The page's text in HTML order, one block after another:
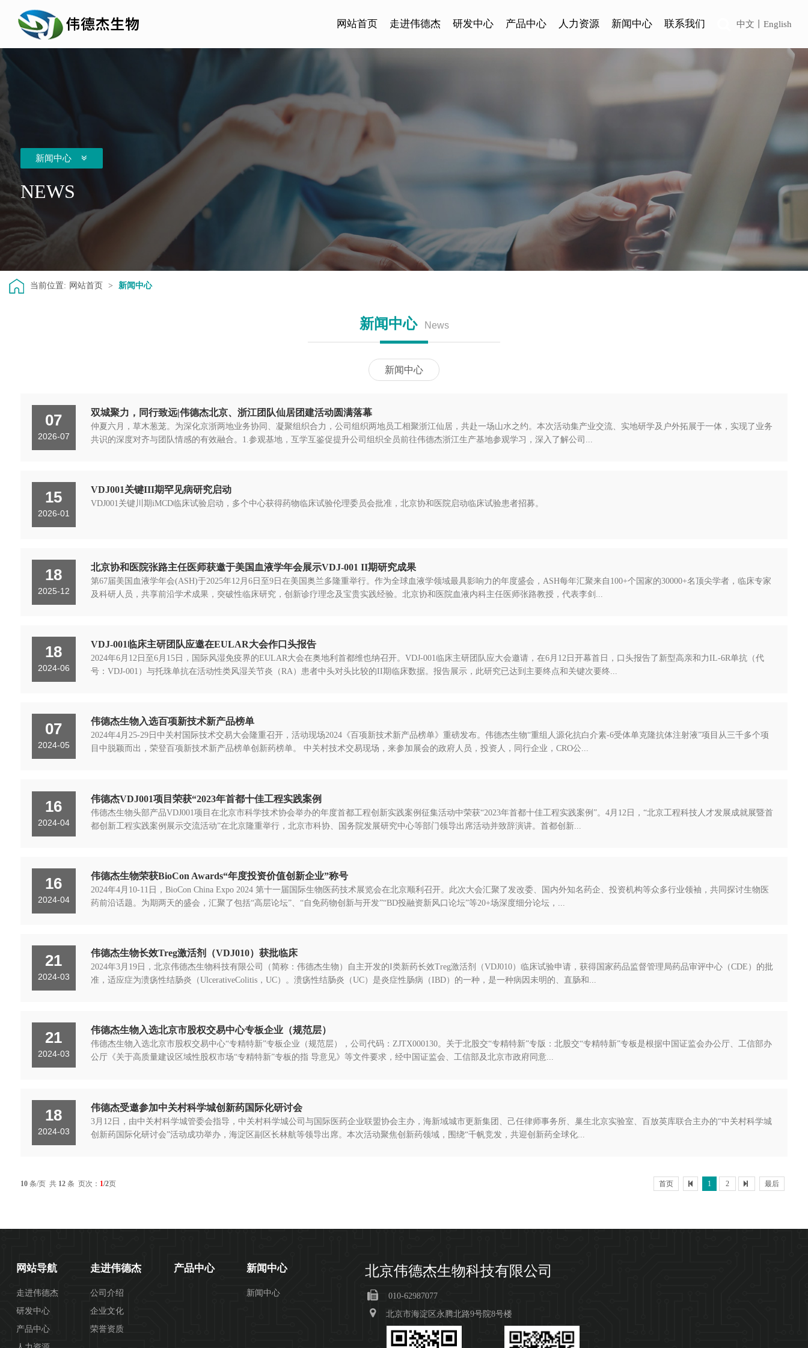
网站首页 走进伟德杰 研发中心 产品中心 人力资源 新闻中心 联系我们 中文 丨English
新闻中心
NEWS
当前位置: 网站首页 > 新闻中心
新闻中心 News
新闻中心
07
2026-07
双城聚力，同行致远|伟德杰北京、浙江团队仙居团建活动圆满落幕
仲夏六月，草木葱茏。为深化京浙两地业务协同、凝聚组织合力，公司组织两地员工相聚浙江仙居，共赴一场山水之约。本次活动集产业交流、实地研学及户外拓展于一体，实现了业务
共识的深度对齐与团队情感的有效融合。1.参观基地，互学互鉴促提升公司组织全员前往伟德杰浙江生产基地参观学习，深入了解公司...
15
2026-01
VDJ001关键III期罕见病研究启动
VDJ001关键川期iMCD临床试验启动，多个中心获得药物临床试验伦理委员会批准，北京协和医院启动临床试验患者招募。
18
2025-12
北京协和医院张路主任医师获邀于美国血液学年会展示VDJ-001 II期研究成果
第67届美国血液学年会(ASH)于2025年12月6日至9日在美国奥兰多隆重举行。作为全球血液学领域最具影响力的年度盛会，ASH每年汇聚来自100+个国家的30000+名顶尖学者，临床专家
及科研人员，共享前沿学术成果，突破性临床研究，创新诊疗理念及宝贵实践经验。北京协和医院血液内科主任医师张路教授，代表李剑...
18
2024-06
VDJ-001临床主研团队应邀在EULAR大会作口头报告
2024年6月12日至6月15日，国际风湿免疫界的EULAR大会在奥地利首都维也纳召开。VDJ-001临床主研团队应大会邀请，在6月12日开幕首日，口头报告了新型高亲和力IL-6R单抗（代
号：VDJ-001）与托珠单抗在活动性类风湿关节炎（RA）患者中头对头比较的II期临床数据。报告展示，此研究已达到主要终点和关键次要终...
07
2024-05
伟德杰生物入选百项新技术新产品榜单
2024年4月25-29日中关村国际技术交易大会隆重召开，活动现场2024《百项新技术新产品榜单》重磅发布。伟德杰生物“重组人源化抗白介素-6受体单克隆抗体注射液”项目从三千多个项
目中脱颖而出，荣登百项新技术新产品榜单创新药榜单。 中关村技术交易现场，来参加展会的政府人员，投资人，同行企业，CRO公...
16
2024-04
伟德杰VDJ001项目荣获“2023年首都十佳工程实践案例
伟德杰生物头部产品VDJ001项目在北京市科学技术协会举办的年度首都工程创新实践案例征集活动中荣获“2023年首都十佳工程实践案例”。4月12日，“北京工程科技人才发展成就展暨首
都创新工程实践案例展示交流活动”在北京隆重举行，北京市科协、国务院发展研究中心等部门领导出席活动并致辞演讲。首都创新...
16
2024-04
伟德杰生物荣获BioCon Awards“年度投资价值创新企业”称号
2024年4月10-11日，BioCon China Expo 2024 第十一届国际生物医药技术展览会在北京顺利召开。此次大会汇聚了发改委、国内外知名药企、投资机构等众多行业领袖，共同探讨生物医
药前沿话题。为期两天的盛会，汇聚了包括“高层论坛”、“自免药物创新与开发”“BD投融资新风口论坛”等20+场深度细分论坛，...
21
2024-03
伟德杰生物长效Treg激活剂（VDJ010）获批临床
2024年3月19日，北京伟德杰生物科技有限公司（简称：伟德杰生物）自主开发的I类新药长效Treg激活剂（VDJ010）临床试验申请，获得国家药品监督管理局药品审评中心（CDE）的批
准，适应症为溃疡性结肠炎（UlcerativeColitis，UC）。溃疡性结肠炎（UC）是炎症性肠病（IBD）的一种，是一种病因未明的、直肠和...
21
2024-03
伟德杰生物入选北京市股权交易中心专板企业（规范层）
伟德杰生物入选北京市股权交易中心“专精特新”专板企业（规范层），公司代码：ZJTX000130。关于北股交“专精特新”专版：北股交“专精特新”专板是根据中国证监会办公厅、工信部办
公厅《关于高质量建设区域性股权市场“专精特新”专板的指 导意见》等文件要求，经中国证监会、工信部及北京市政府同意...
18
2024-03
伟德杰受邀参加中关村科学城创新药国际化研讨会
3月12日，由中关村科学城管委会指导，中关村科学城公司与国际医药企业联盟协会主办，海新域城市更新集团、己任律师事务所、巢生北京实验室、百放英库联合主办的“中关村科学城
创新药国际化研讨会”活动成功举办，海淀区副区长林航等领导出席。本次活动聚焦创新药领域，围绕“千帆竞发，共迎创新药全球化...
10条/页 共 12条 页次： 1/2页 首页 1 2 最后
网站导航
走进伟德杰
研发中心
产品中心
走进伟德杰
公司介绍
企业文化
荣誉资质
产品中心 新闻中心
新闻中心
北京伟德杰生物科技有限公司
010-62987077
北京市海淀区永腾北路9号院8号楼